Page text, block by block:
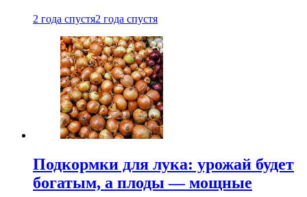
2 года спустя2 года спустя
Подкормки для лука: урожай будет
богатым, а плоды — мощные